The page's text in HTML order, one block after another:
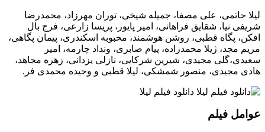
لیلا حاتمی، علی مصفا، جمیله شیخی، توران مهرزاد، محمدرضا
شریفی نیا، شقایق فراهانی، امیر پایور، پریسا زارعی، فرج بال
افکن، پگاه قطبی، روشن هوشمند، محبوبه اسکندری، پیمان پگاهی،
مریم مجد، ژیلا محمدزاده، پیام صابری، ونداد چارمه، امیر
سعیدی،گلی مجیدی، شیرین شرکایی، نازلی یزدانی، زهره مجاهد،
هادی مجیدی، منصور شمشکی، لیلا قطبی و وحیده محمدی فر.
عوامل فیلم